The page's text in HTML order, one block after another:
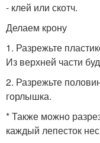
- клей или скотч.
Делаем крону
1. Разрежьте
Из верхней части
2. Разрежьте
горлышка.
* Также можно
каждый лепесток